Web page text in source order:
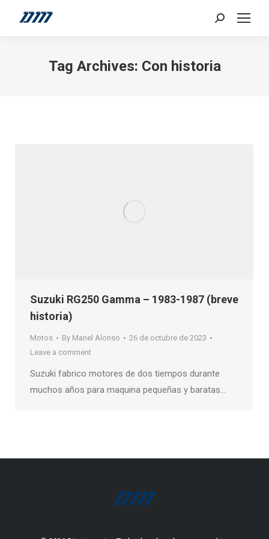
Search:
Tag Archives: Con historia
Suzuki RG250 Gamma – 1983-1987 (breve
historia)
Motos By Manel Alonso
26 de octubre de 2023
Leave a comment
Suzuki fabrico motores de dos tiempos durante
muchos años para maquina pequeñas y baratas…